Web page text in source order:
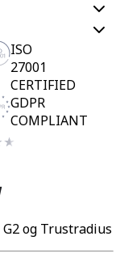
ISO
27001
CERTIFIED
GDPR
COMPLIANT
og Trustradius